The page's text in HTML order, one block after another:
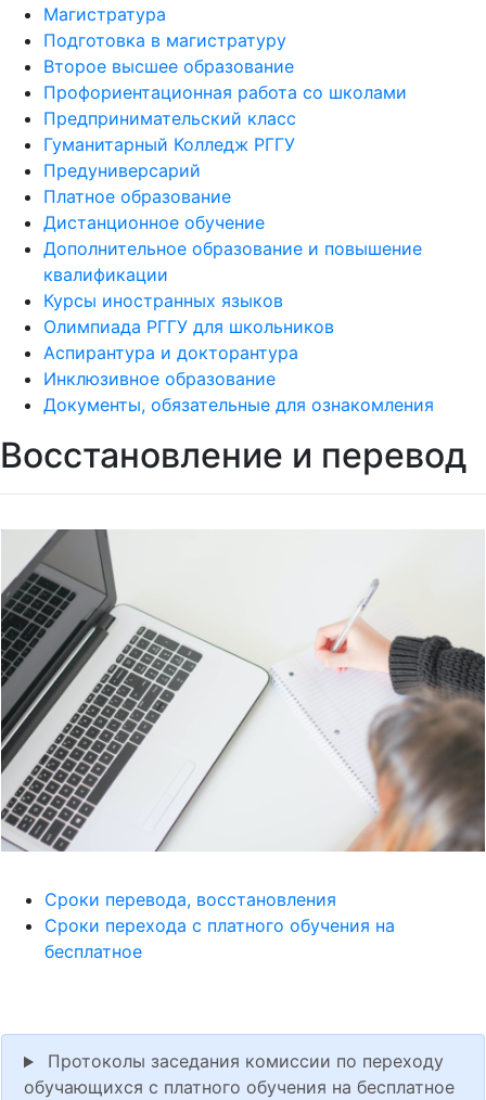
Магистратура
Подготовка в магистратуру
Второе высшее образование
Профориентационная работа со школами
Предпринимательский класс
Гуманитарный Колледж РГГУ
Предуниверсарий
Платное образование
Дистанционное обучение
Дополнительное образование и повышение
квалификации
Курсы иностранных языков
Олимпиада РГГУ для школьников
Аспирантура и докторантура
Инклюзивное образование
Документы, обязательные для ознакомления
Восстановление и перевод
Сроки перевода, восстановления
Сроки перехода с платного обучения на
бесплатное
Протоколы заседания комиссии по переходу
обучающихся с платного обучения на бесплатное